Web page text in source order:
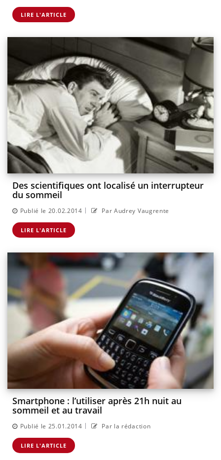
LIRE L'ARTICLE
Des scientifiques ont localisé un interrupteur
du sommeil
Publié le 20.02.2014 | Par Audrey Vaugrente
LIRE L'ARTICLE
Smartphone : l’utiliser après 21h nuit au
sommeil et au travail
Publié le 25.01.2014 | Par la rédaction
LIRE L'ARTICLE